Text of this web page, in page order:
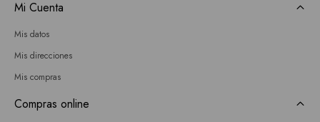
Mi Cuenta
Mis datos
Mis direcciones
Mis compras
Compras online